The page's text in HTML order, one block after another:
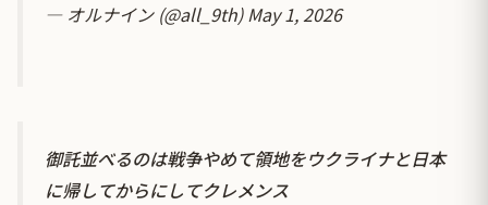
— オルナイン (@all_9th)May 1, 2026
御託並べるのは戦争やめて領地をウクライナと日本
に帰してからにしてクレメンス